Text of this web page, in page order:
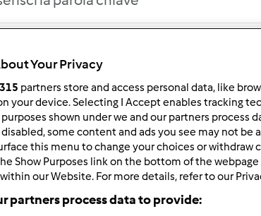
più recenti
10
il messaggio che ha salvato la mia centenaria
Your Privacy
315 partners store and access personal data, like
your device. Selecting I Accept enables tracking
shown under we and our partners process
some content and ads you see may not be
this menu to change your choices or withdraw
Show Purposes link on the bottom of the webpage
our Website. For more details, refer to our
partners process data to provide: